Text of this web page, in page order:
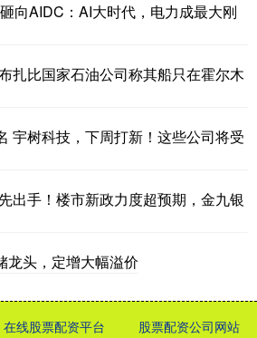
向AIDC：AI大时代，电力成最大刚
扎比国家石油公司称其船只在霍尔木
宇树科技，下周打新！这些公司将受
出手！楼市新政力度超预期，金九银
龙头，定增大幅溢价
在线股票配资平台 股票配资公司网站